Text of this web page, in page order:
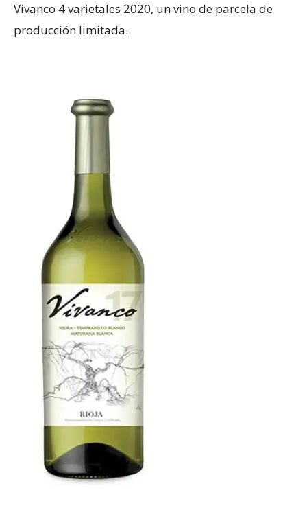
Vivanco 4 varietales 2020, un vino de parcela de
producción limitada.